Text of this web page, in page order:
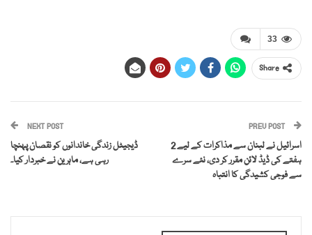
33
Share
PREV POST
اسرائیل نے لبنان سے مذاکرات کے لیے 2
ہفتے کی ڈیڈ لائن مقرر کر دی، نئے سرے
سے فوجی کشیدگی کا انتباہ
NEXT POST
ڈیجیٹل زندگی خاندانوں کو نقصان پہنچا
رہی ہے، ماہرین نے خبردار کیا۔